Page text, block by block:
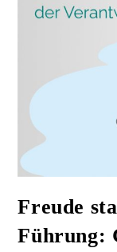
Freude
Führung: